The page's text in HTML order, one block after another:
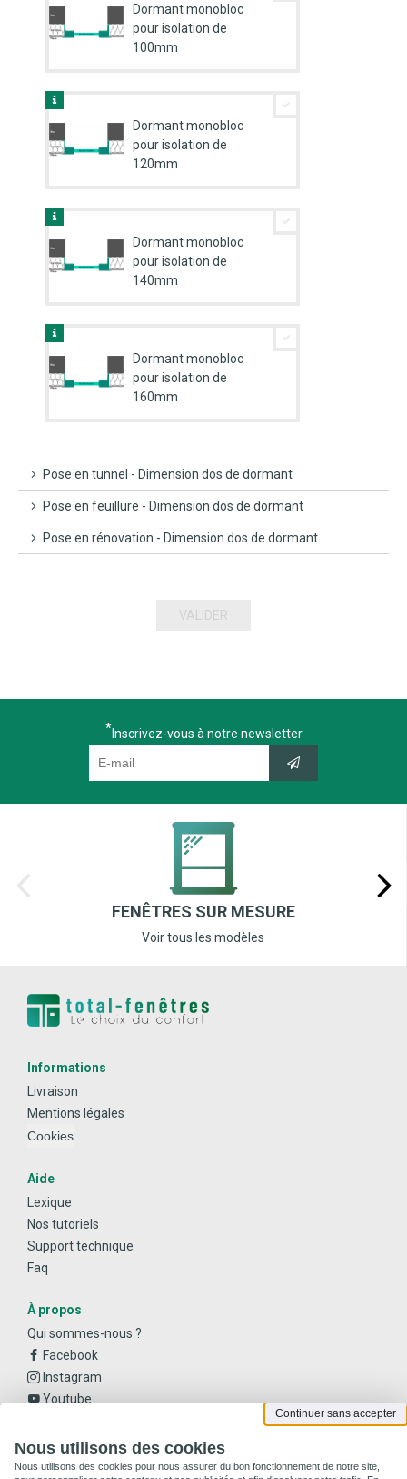
Dormant monobloc
pour isolation de
100mm
Dormant monobloc
pour isolation de
120mm
Dormant monobloc
pour isolation de
140mm
Dormant monobloc
pour isolation de
160mm
Pose en tunnel - Dimension dos de dormant
Pose en feuillure - Dimension dos de dormant
Pose en rénovation - Dimension dos de dormant
VALIDER
Inscrivez-vous à notre newsletter
FENÊTRES SUR MESURE
Voir tous les modèles
Informations
Livraison
Mentions légales
Cookies
Aide
Lexique
Nos tutoriels
Support technique
Faq
À propos
Qui sommes-nous ?
Facebook
Instagram
Youtube
Continuer sans accepter
Nous utilisons des cookies
Nous utilisons des cookies pour nous assurer du bon fonctionnement de notre site,